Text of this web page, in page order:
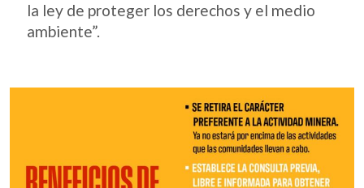
la ley de proteger los derechos y el medio
ambiente”.